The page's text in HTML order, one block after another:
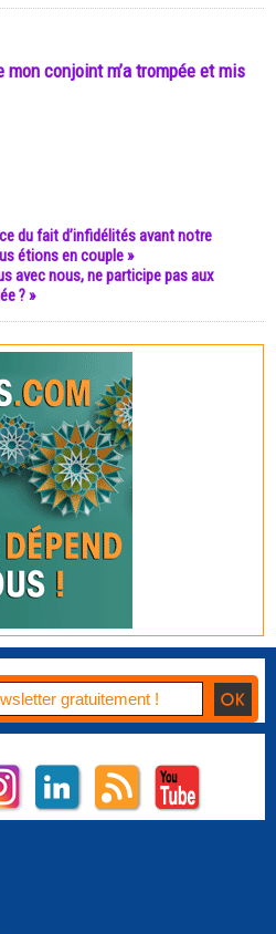
mon conjoint m’a trompée et mis
du fait d’infidélités avant notre
étions en couple »
avec nous, ne participe pas aux
? »